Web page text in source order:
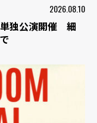
2026.08.10
独公演開催 細